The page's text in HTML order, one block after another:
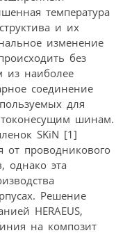
температура
и их
изменение
без
из наиболее
соединение
для
шинам.
SKiN [1]
от проводникового
однако эта
Решение
HERAEUS,
на композит